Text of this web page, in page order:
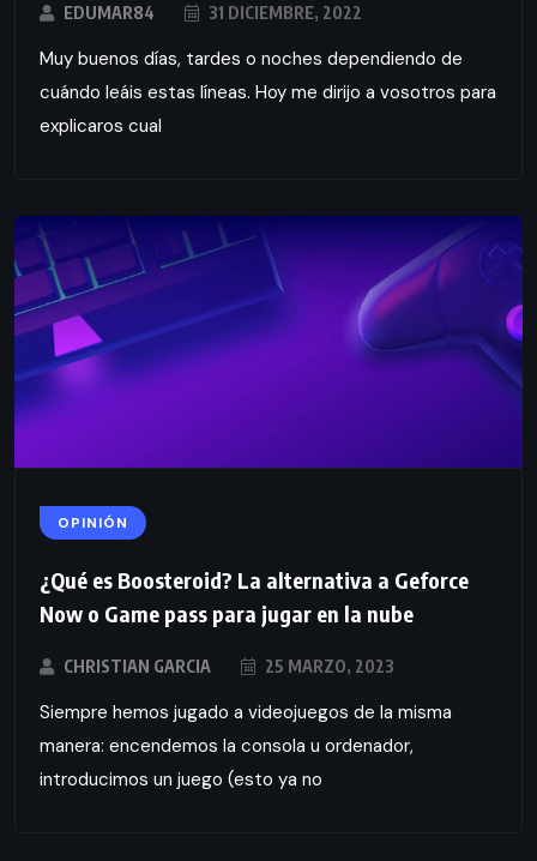
EDUMAR84 31 DICIEMBRE, 2022
Muy buenos días, tardes o noches dependiendo de
cuándo leáis estas líneas. Hoy me dirijo a vosotros para
explicaros cual
OPINIÓN
¿Qué es Boosteroid? La alternativa a Geforce
Now o Game pass para jugar en la nube
CHRISTIAN GARCIA 25 MARZO, 2023
Siempre hemos jugado a videojuegos de la misma
manera: encendemos la consola u ordenador,
introducimos un juego (esto ya no